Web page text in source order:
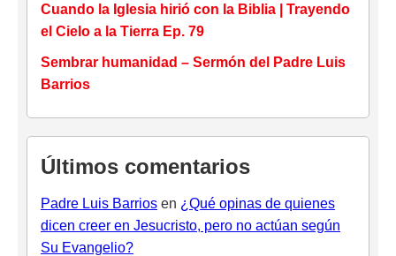
Cuando la Iglesia hirió con la Biblia | Trayendo
el Cielo a la Tierra Ep. 79
Sembrar humanidad – Sermón del Padre Luis
Barrios
Últimos comentarios
Padre Luis Barrios en ¿Qué opinas de quienes
dicen creer en Jesucristo, pero no actúan según
Su Evangelio?